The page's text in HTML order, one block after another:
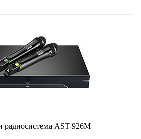
радиосистема AST-926M